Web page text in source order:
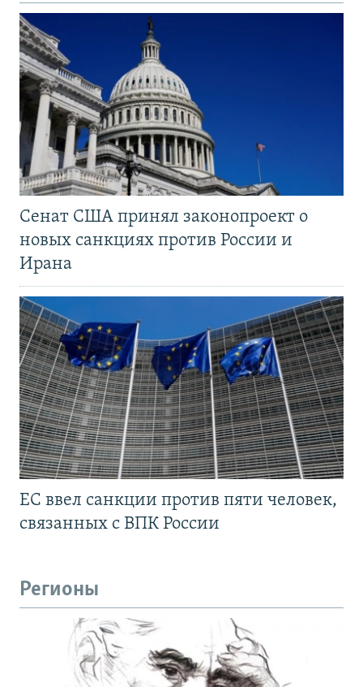
Сенат США принял законопроект о
новых санкциях против России и
Ирана
ЕС ввел санкции против пяти человек,
связанных с ВПК России
Регионы